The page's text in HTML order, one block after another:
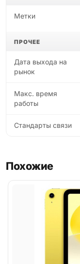
Метки
ПРОЧЕЕ
Дата выхода на
рынок
Макс. время
работы
Стандарты связи
Похожие